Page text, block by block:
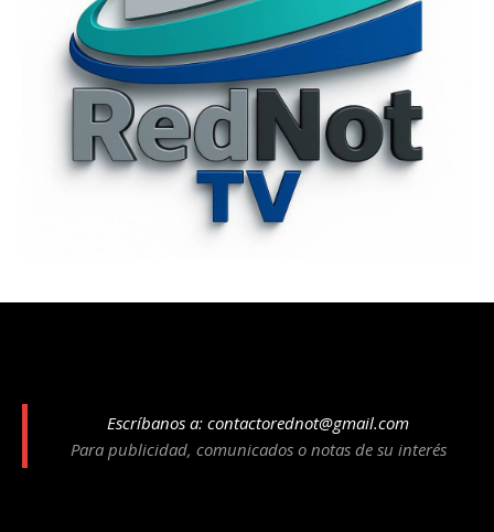
Escríbanos a: contactorednot@gmail.com
Para publicidad, comunicados o notas de su interés